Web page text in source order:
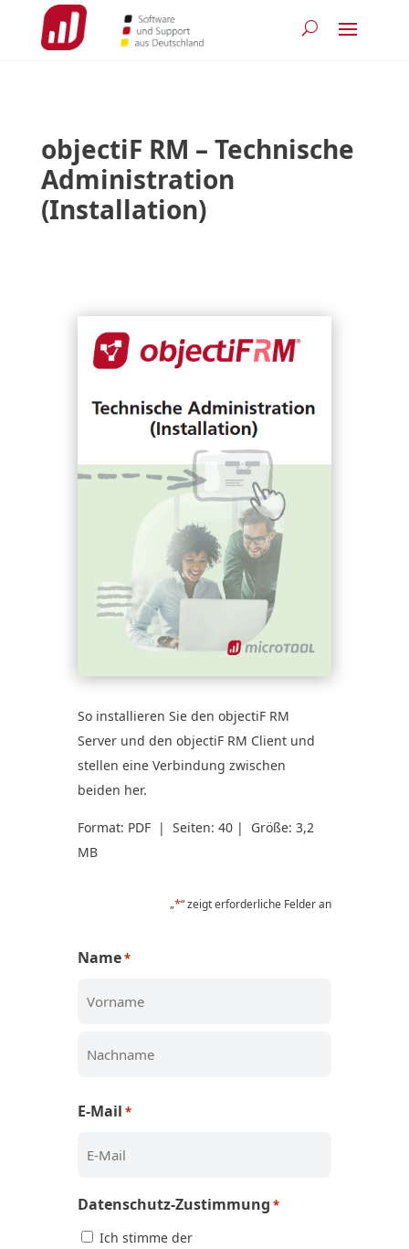
objectiF RM – Technische
Administration
(Installation)
So installieren Sie den objectiF RM
Server und den objectiF RM Client und
stellen eine Verbindung zwischen
beiden her.
Format: PDF | Seiten: 40 | Größe: 3,2
MB
„*“ zeigt erforderliche Felder an
Name*
E-Mail *
Datenschutz-Zustimmung *
Ich stimme der